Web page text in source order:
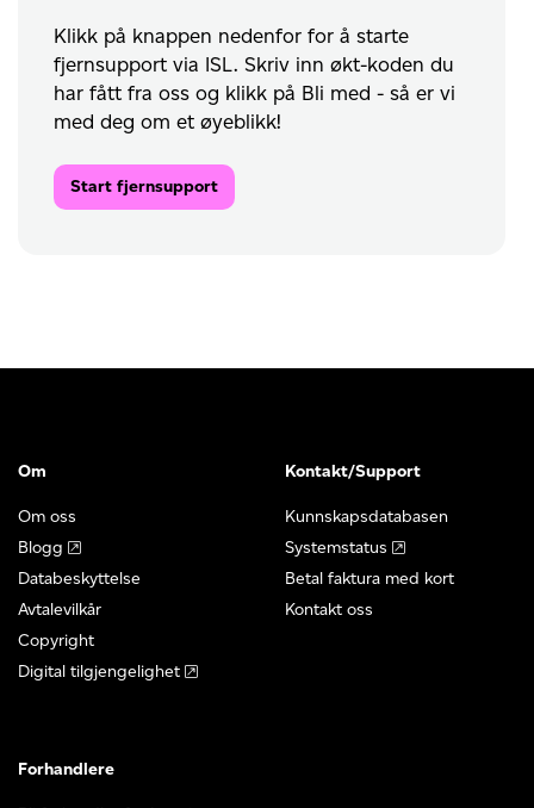
Klikk på knappen nedenfor for å starte
fjernsupport via ISL. Skriv inn økt-koden du
har fått fra oss og klikk på Bli med - så er vi
med deg om et øyeblikk!
Start fjernsupport
Om
Om oss
Blogg
Databeskyttelse
Avtalevilkår
Copyright
Digital tilgjengelighet
Kontakt/Support
Kunnskapsdatabasen
Systemstatus
Betal faktura med kort
Kontakt oss
Forhandlere